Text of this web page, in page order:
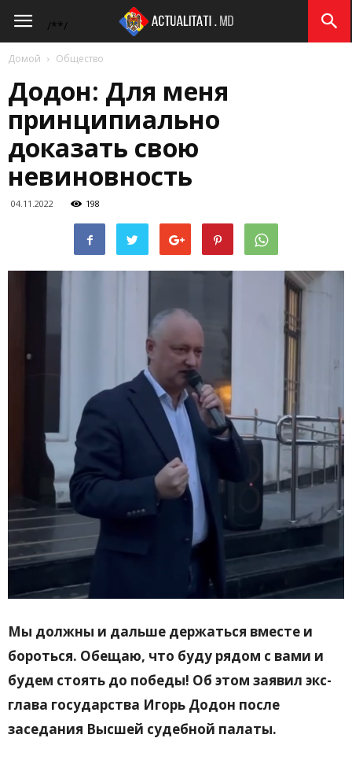
/**/
Actualitati.md
Домой Общество
Додон: Для меня
принципиально
доказать свою
невиновность
04.11.2022 198
Мы должны и дальше держаться вместе и
бороться. Обещаю, что буду рядом с вами и
будем стоять до победы! Об этом заявил экс-
глава государства Игорь Додон после
заседания Высшей судебной палаты.